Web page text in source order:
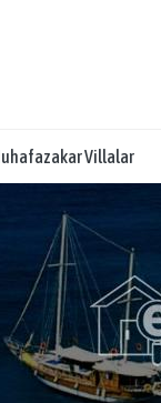
Villalar